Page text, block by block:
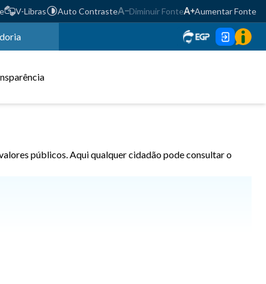
V-Libras Auto Contraste Diminuir Fonte Aumentar Fonte
públicos. Aqui qualquer cidadão pode consultar o